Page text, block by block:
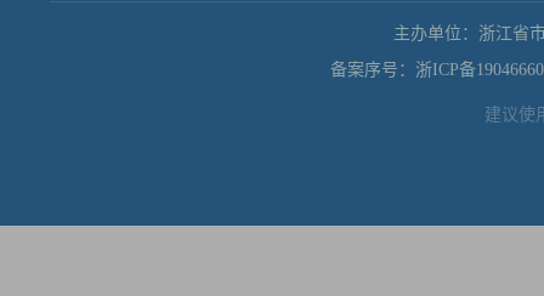
主办单位：浙江省
备案序号：浙ICP备
建议使